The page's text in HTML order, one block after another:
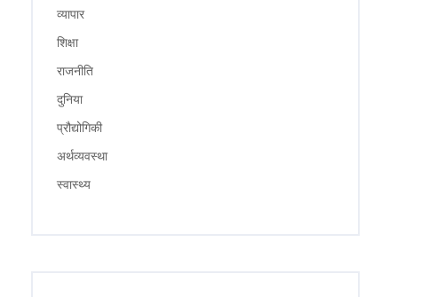
व्यापार
शिक्षा
राजनीति
दुनिया
प्रौद्योगिकी
अर्थव्यवस्था
स्वास्थ्य